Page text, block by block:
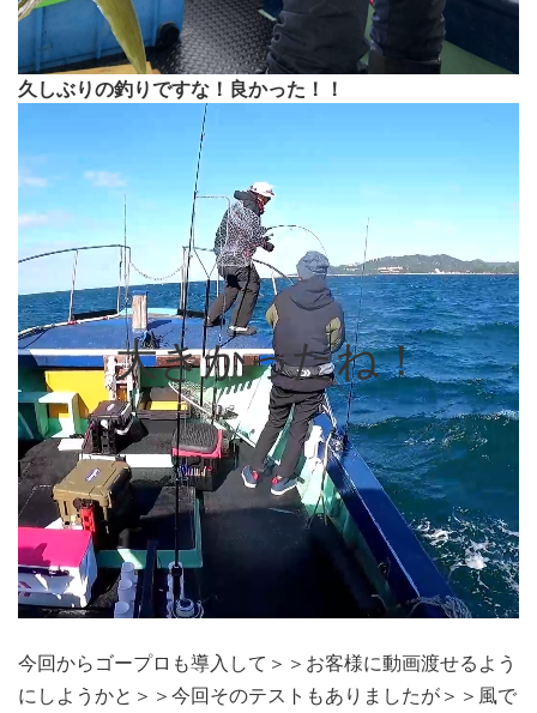
久しぶりの釣りですな！良かった！！
大きかったね！
今回からゴープロも導入して＞＞お客様に動画渡せるよう
にしようかと＞＞今回そのテストもありましたが＞＞風で